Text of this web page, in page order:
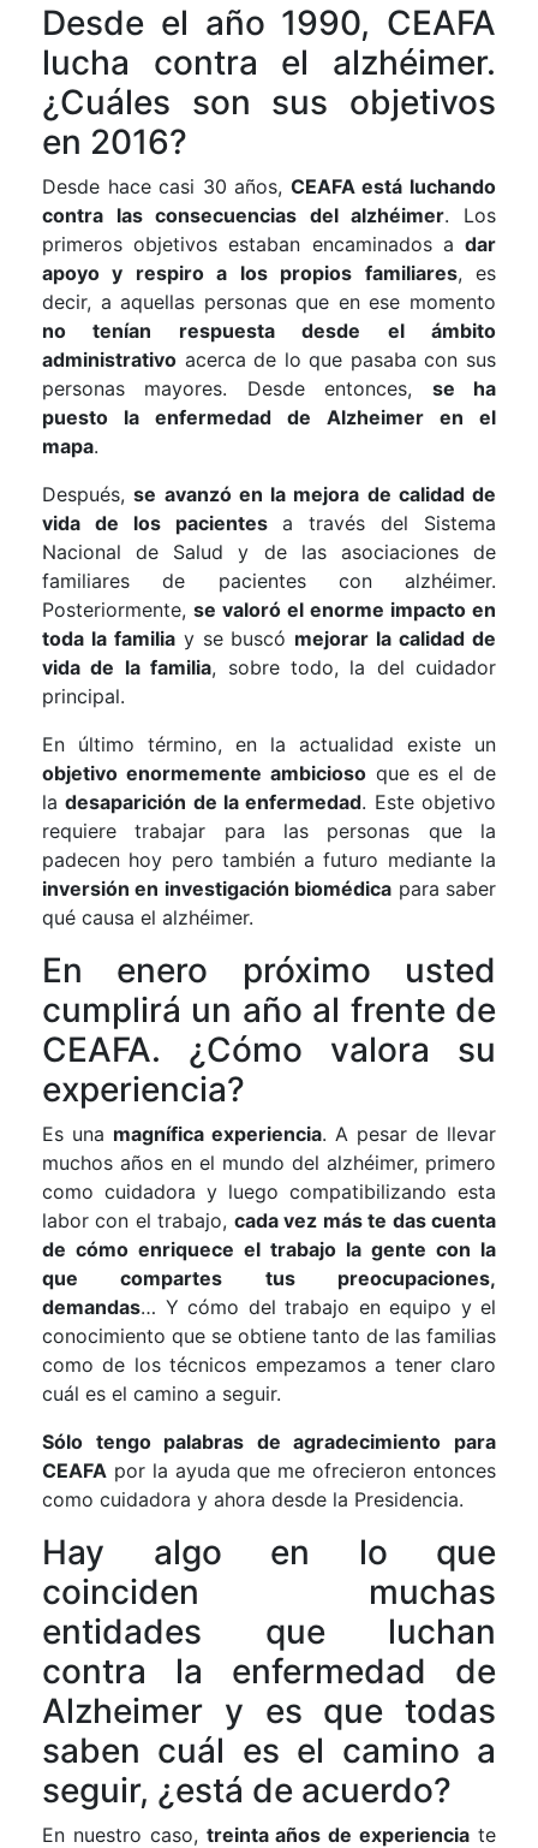
Desde el año 1990, CEAFA
lucha contra el alzhéimer.
¿Cuáles son sus objetivos
en 2016?
Desde hace casi 30 años, CEAFA está luchando
contra las consecuencias del alzhéimer. Los
primeros objetivos estaban encaminados a dar
apoyo y respiro a los propios familiares, es
decir, a aquellas personas que en ese momento
no tenían respuesta desde el ámbito
administrativo acerca de lo que pasaba con sus
personas mayores. Desde entonces, se ha
puesto la enfermedad de Alzheimer en el
mapa.
Después,se avanzó en la mejora de calidad de
vida de los pacientesa través del Sistema
Nacional de Salud y de las asociaciones de
familiares de pacientes con alzhéimer.
Posteriormente, se valoró el enorme impacto en
toda la familiay se buscó mejorar la calidad de
vida de la familia, sobre todo, la del cuidador
principal.
En último término, en la actualidad existe un
objetivo enormemente ambiciosoque es el de
ladesaparición de la enfermedad. Este objetivo
requiere trabajar para las personas que la
padecen hoy pero también a futuro mediante la
inversión en investigación biomédica para saber
qué causa el alzhéimer.
En enero próximo usted
cumplirá un año al frente de
CEAFA. ¿Cómo valora su
experiencia?
Es una magnífica experiencia. A pesar de llevar
muchos años en el mundo del alzhéimer, primero
como cuidadora y luego compatibilizando esta
labor con el trabajo, cada vez más te das cuenta
de cómo enriquece el trabajo la gente con la
que compartes tus preocupaciones,
demandas… Y cómo del trabajo en equipo y el
conocimiento que se obtiene tanto de las familias
como de los técnicos empezamos a tener claro
cuál es el camino a seguir.
Sólo tengo palabras de agradecimiento para
CEAFA por la ayuda que me ofrecieron entonces
como cuidadora y ahora desde la Presidencia.
Hay algo en lo que
coinciden muchas
entidades que luchan
contra la enfermedad de
Alzheimer y es que todas
saben cuál es el camino a
seguir, ¿está de acuerdo?
En nuestro caso, treinta años de experiencia te